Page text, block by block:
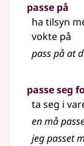
passe på
ha tilsyn
vokte på
pass på at
passe seg
ta seg i
en må
jeg passet